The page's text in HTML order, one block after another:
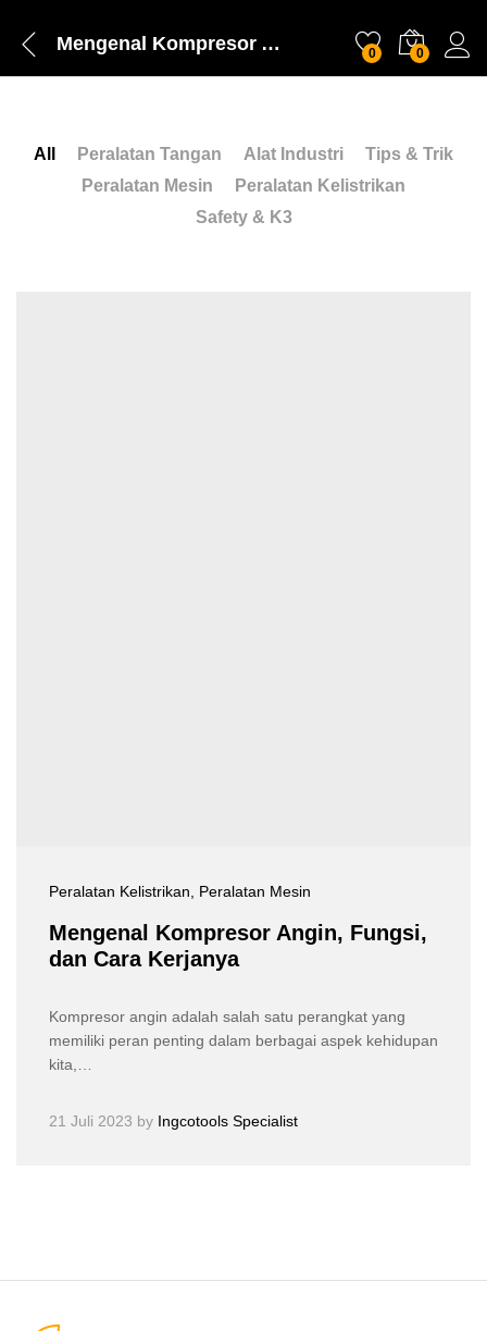
Mengenal Kompresor Angin, Fungsi, dan Cara Kerjanya 0 0
All Peralatan Tangan Alat Industri
Tips & Trik
Peralatan Mesin
Peralatan Kelistrikan
Safety & K3
Peralatan Kelistrikan , Peralatan Mesin
Mengenal Kompresor Angin, Fungsi,
dan Cara Kerjanya
Kompresor angin adalah salah satu perangkat yang
memiliki peran penting dalam berbagai aspek kehidupan
kita,…
21 Juli 2023 by Ingcotools Specialist